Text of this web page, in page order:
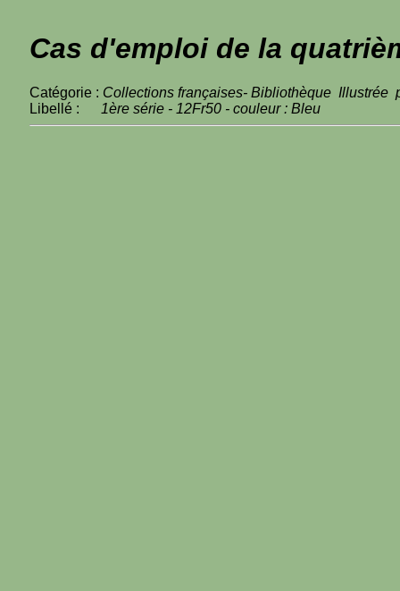
Cas d'emploi de la
Catégorie : Collections françaises- Bibliothèque Illustrée
Libellé : 1ère série - 12Fr50 - couleur : Bleu